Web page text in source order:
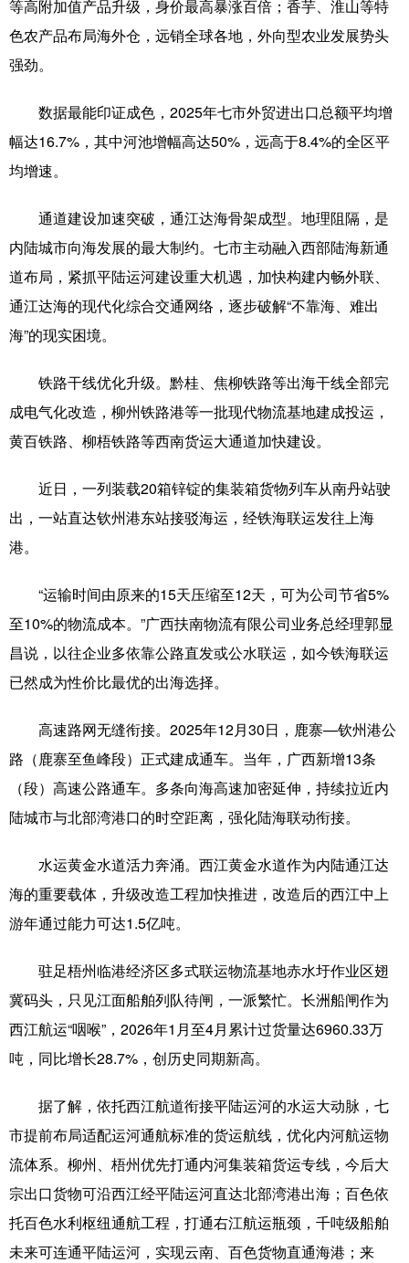
等高附加值产品升级，身价最高暴涨百倍；香芋、淮山等特
色农产品布局海外仓，远销全球各地，外向型农业发展势头
强劲。
数据最能印证成色，2025年七市外贸进出口总额平均增
幅达16.7%，其中河池增幅高达50%，远高于8.4%的全区平
均增速。
通道建设加速突破，通江达海骨架成型。地理阻隔，是
内陆城市向海发展的最大制约。七市主动融入西部陆海新通
道布局，紧抓平陆运河建设重大机遇，加快构建内畅外联、
通江达海的现代化综合交通网络，逐步破解“不靠海、难出
海”的现实困境。
铁路干线优化升级。黔桂、焦柳铁路等出海干线全部完
成电气化改造，柳州铁路港等一批现代物流基地建成投运，
黄百铁路、柳梧铁路等西南货运大通道加快建设。
近日，一列装载20箱锌锭的集装箱货物列车从南丹站驶
出，一站直达钦州港东站接驳海运，经铁海联运发往上海
港。
“运输时间由原来的15天压缩至12天，可为公司节省5%
至10%的物流成本。”广西扶南物流有限公司业务总经理郭显
昌说，以往企业多依靠公路直发或公水联运，如今铁海联运
已然成为性价比最优的出海选择。
高速路网无缝衔接。2025年12月30日，鹿寨—钦州港公
路（鹿寨至鱼峰段）正式建成通车。当年，广西新增13条
（段）高速公路通车。多条向海高速加密延伸，持续拉近内
陆城市与北部湾港口的时空距离，强化陆海联动衔接。
水运黄金水道活力奔涌。西江黄金水道作为内陆通江达
海的重要载体，升级改造工程加快推进，改造后的西江中上
游年通过能力可达1.5亿吨。
驻足梧州临港经济区多式联运物流基地赤水圩作业区翅
冀码头，只见江面船舶列队待闸，一派繁忙。长洲船闸作为
西江航运“咽喉”，2026年1月至4月累计过货量达6960.33万
吨，同比增长28.7%，创历史同期新高。
据了解，依托西江航道衔接平陆运河的水运大动脉，七
市提前布局适配运河通航标准的货运航线，优化内河航运物
流体系。柳州、梧州优先打通内河集装箱货运专线，今后大
宗出口货物可沿西江经平陆运河直达北部湾港出海；百色依
托百色水利枢纽通航工程，打通右江航运瓶颈，千吨级船舶
未来可连通平陆运河，实现云南、百色货物直通海港；来